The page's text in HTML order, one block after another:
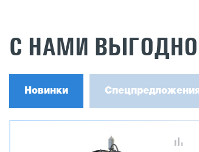
С НАМИ ВЫГОДНО
Новинки Спецпредложения